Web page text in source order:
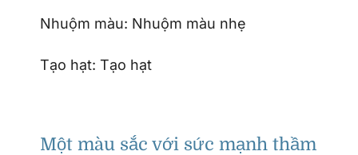
Nhuộm màu: Nhuộm màu nhẹ
Tạo hạt: Tạo hạt
Một màu sắc với sức mạnh thầm